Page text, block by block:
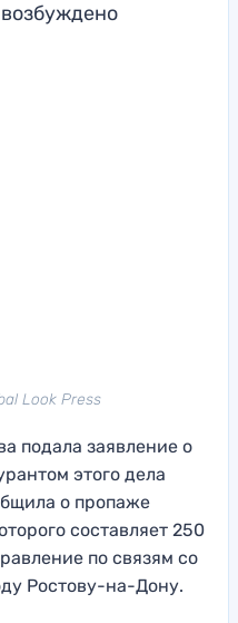
Look Press
подала заявление о
этого дела
о пропаже
составляет 250
по связям со
Ростову-на-Дону.